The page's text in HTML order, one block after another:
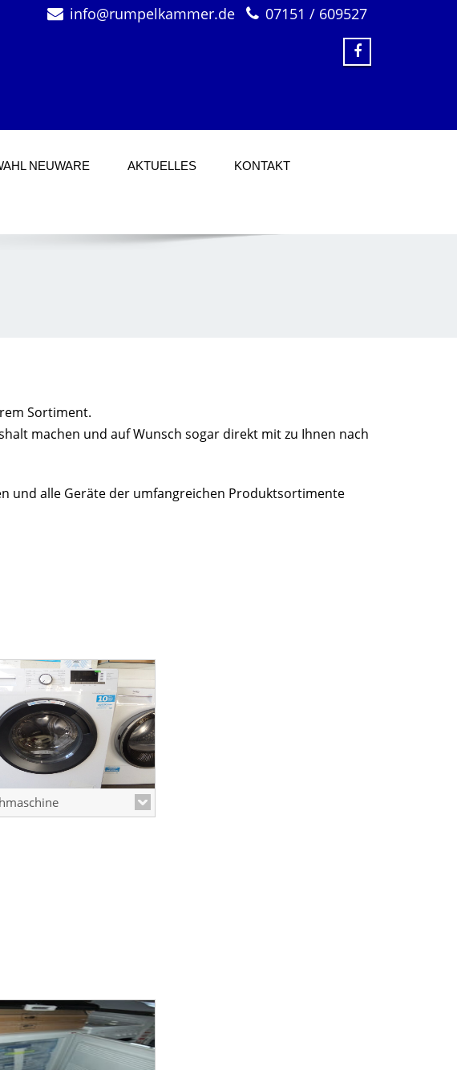
info@rumpelkammer.de 07151 / 609527
NEUWARE AKTUELLES KONTAKT
Sortiment.
machen und auf Wunsch sogar direkt mit zu Ihnen nach
und alle Geräte der umfangreichen Produktsortimente